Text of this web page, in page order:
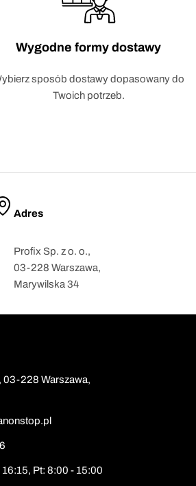
Wygodne formy dostawy
sposób dostawy dopasowany do
Twoich potrzeb.
Adres
Profix Sp. z o. o.,
03-228 Warszawa,
Marywilska 34
03-228 Warszawa,
Pt: 8:00 - 15:00